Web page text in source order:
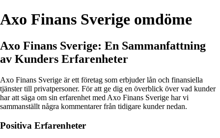
Axo Finans Sverige omdöme
Axo Finans Sverige: En Sammanfattning
av Kunders Erfarenheter
Axo Finans Sverige är ett företag som erbjuder lån och finansiella
tjänster till privatpersoner. För att ge dig en överblick över vad kunder
har att säga om sin erfarenhet med Axo Finans Sverige har vi
sammanställt några kommentarer från tidigare kunder nedan.
Positiva Erfarenheter